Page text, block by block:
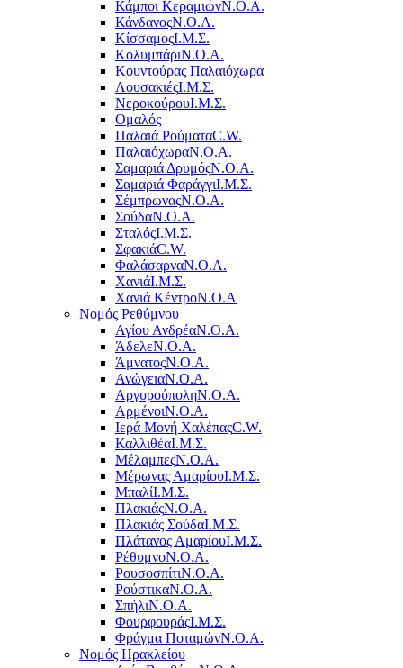
Κάμποι ΚεραμιώνΝ.Ο.Α.
ΚάνδανοςΝ.Ο.Α.
ΚίσσαμοςΙ.Μ.Σ.
ΚολυμπάριΝ.Ο.Α.
Κουντούρας Παλαιόχωρα
ΛουσακιέςΙ.Μ.Σ.
ΝεροκούρουΙ.Μ.Σ.
Ομαλός
Παλαιά ΡούματαC.W.
ΠαλαιόχωραΝ.Ο.Α.
Σαμαριά ΔρυμόςΝ.Ο.Α.
Σαμαριά ΦαράγγιΙ.Μ.Σ.
ΣέμπρωναςΝ.Ο.Α.
ΣούδαΝ.Ο.Α.
ΣταλόςΙ.Μ.Σ.
ΣφακιάC.W.
ΦαλάσαρναΝ.Ο.Α.
ΧανιάΙ.Μ.Σ.
Χανιά ΚέντροN.O.A
Νομός Ρεθύμνου
Αγίου ΑνδρέαΝ.Ο.Α.
ΆδελεΝ.Ο.Α.
ΆμνατοςΝ.Ο.Α.
ΑνώγειαΝ.Ο.Α.
ΑργυρούποληΝ.Ο.Α.
ΑρμένοιΝ.Ο.Α.
Ιερά Μονή ΧαλέπαςC.W.
ΚαλλιθέαΙ.Μ.Σ.
ΜέλαμπεςΝ.Ο.Α.
Μέρωνας ΑμαρίουΙ.Μ.Σ.
ΜπαλίΙ.Μ.Σ.
ΠλακιάςΝ.Ο.Α.
Πλακιάς ΣούδαΙ.Μ.Σ.
Πλάτανος ΑμαρίουΙ.Μ.Σ.
ΡέθυμνοΝ.Ο.Α.
ΡουσοσπίτιΝ.Ο.Α.
ΡούστικαΝ.Ο.Α.
ΣπήλιΝ.Ο.Α.
ΦουρφουράςΙ.Μ.Σ.
Φράγμα ΠοταμώνΝ.Ο.Α.
Νομός Ηρακλείου